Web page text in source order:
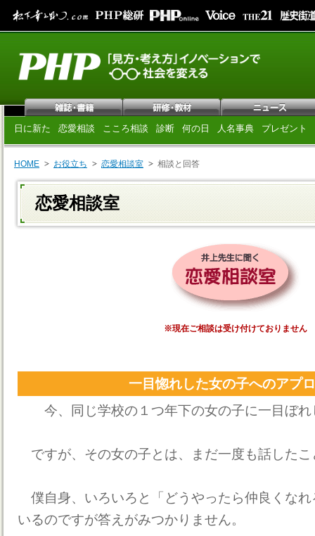
日に新た 恋愛相談 こころ相談 診断 何の日 人名事典 プレゼント
HOME お役立ち 恋愛相談室 相談と回答
恋愛相談室
※現在ご相談は受け付けておりません
一目惚れした女の子へのアプ
今、同じ学校の１つ年下の女の子に一目ぼれ
ですが、その女の子とは、まだ一度も話したこ
僕自身、いろいろと「どうやったら仲良くな
いるのですが答えがみつかりません。